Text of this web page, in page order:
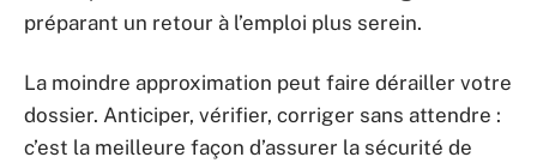
préparant un retour à l’emploi plus serein.
La moindre approximation peut faire dérailler votre
dossier. Anticiper, vérifier, corriger sans attendre :
c’est la meilleure façon d’assurer la sécurité de